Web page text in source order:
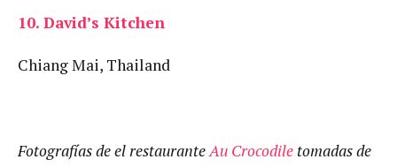
10. David’s Kitchen
Chiang Mai, Thailand
Fotografías de el restauranteAu Crocodile tomadas de